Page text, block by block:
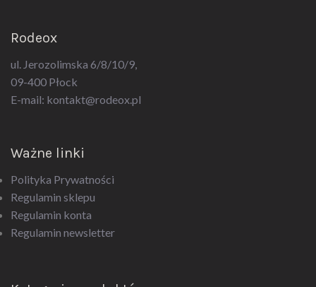
ul. Jerozolimska 6/8/10/9,
09-400 Płock
E-mail: kontakt@rodeox.pl
Polityka Prywatności
Regulamin sklepu
Regulamin konta
Regulamin newsletter